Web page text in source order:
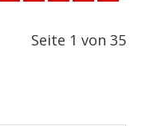
Seite 1 von 35